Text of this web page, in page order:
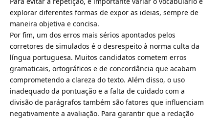
explorar diferentes formas de expor as ideias, sempre de
maneira objetiva e concisa.
Por fim, um dos erros mais sérios apontados pelos
corretores de simulados é o desrespeito à norma culta da
língua portuguesa. Muitos candidatos cometem erros
gramaticais, ortográficos e de concordância que acabam
comprometendo a clareza do texto. Além disso, o uso
inadequado da pontuação e a falta de cuidado com a
divisão de parágrafos também são fatores que influenciam
negativamente a avaliação. Para garantir que a redação